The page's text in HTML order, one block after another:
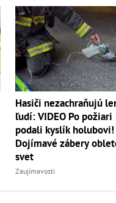
Hasiči nezachraňujú
ľudí: VIDEO Po požiari
podali kyslík holubovi!
Dojímavé zábery
svet
Zaujímavosti